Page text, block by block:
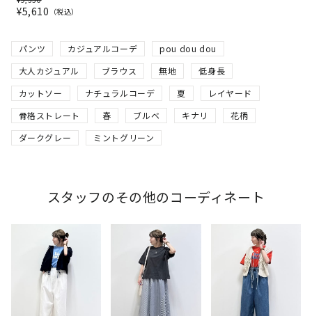
¥5,610 税込
パンツ カジュアルコーデ
pou dou dou
大人カジュアル
ブラウス 無地
低身長
カットソー
ナチュラルコーデ 夏
レイヤード
骨格ストレート
春 ブルベ キナリ
花柄
ダークグレー
ミントグリーン
スタッフのその他のコーディネート